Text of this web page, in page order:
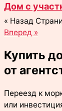
Дом с
« Назад
Вперед »
Купить
от
Переезд к
или